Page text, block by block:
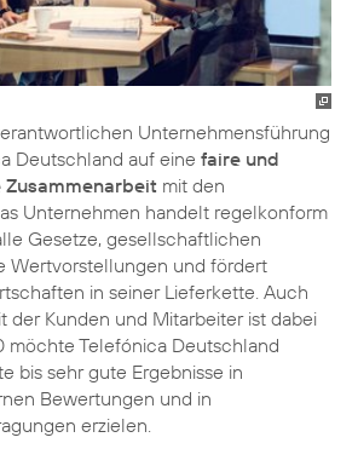
Unternehmensführung
Deutschland auf eine faire und
mit den
Unternehmen handelt regelkonform
Gesetze, gesellschaftlichen
Wertvorstellungen und fördert
in seiner Lieferkette . Auch
der Kunden und Mitarbeiter ist dabei
möchte Telefónica Deutschland
bis sehr gute Ergebnisse in
Bewertungen und in
erzielen.